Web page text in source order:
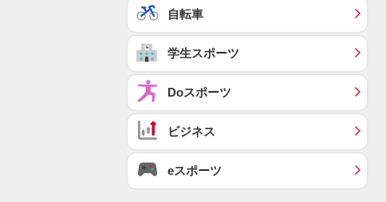
自転車
学生スポーツ
Doスポーツ
ビジネス
eスポーツ